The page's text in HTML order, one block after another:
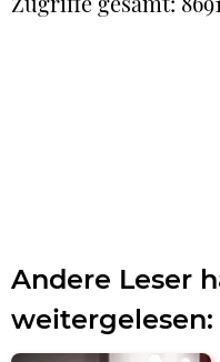
Andere Leser
weitergelesen: